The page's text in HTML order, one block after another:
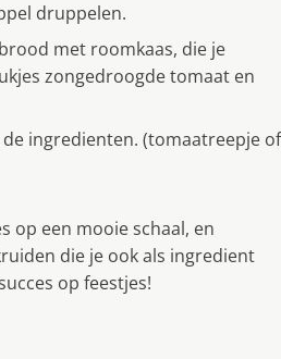
druppelen.
met roomkaas, die je
zongedroogde tomaat en
ingredienten. (tomaatreepje of
op een mooie schaal, en
die je ook als ingredient
op feestjes!